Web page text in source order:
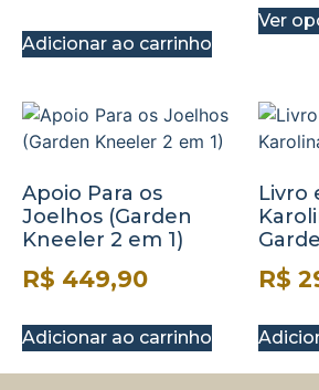
Adicionar ao carrinho
Ver
Apoio Para os
Joelhos (Garden
Kneeler 2 em 1)
R$ 449,90
Adicionar ao carrinho
Livro
R$